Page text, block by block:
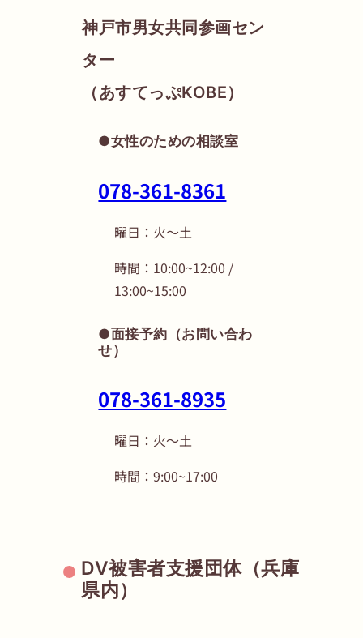
神戸市男女共同参画セン
ター
（あすてっぷKOBE）
●女性のための相談室
078-361-8361
曜日：火〜土
時間：10:00~12:00 /
13:00~15:00
●面接予約（お問い合わ
せ）
078-361-8935
曜日：火〜土
時間：9:00~17:00
DV被害者支援団体（兵庫
県内）